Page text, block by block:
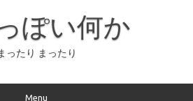
ぽい何か
ったり まったり
Menu